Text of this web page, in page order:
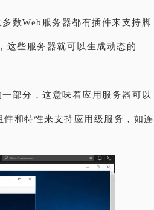
数Web服务器都有插件来支持脚
这些服务器就可以生成动态的
部分，这意味着应用服务器可以
和特性来支持应用级服务，如连